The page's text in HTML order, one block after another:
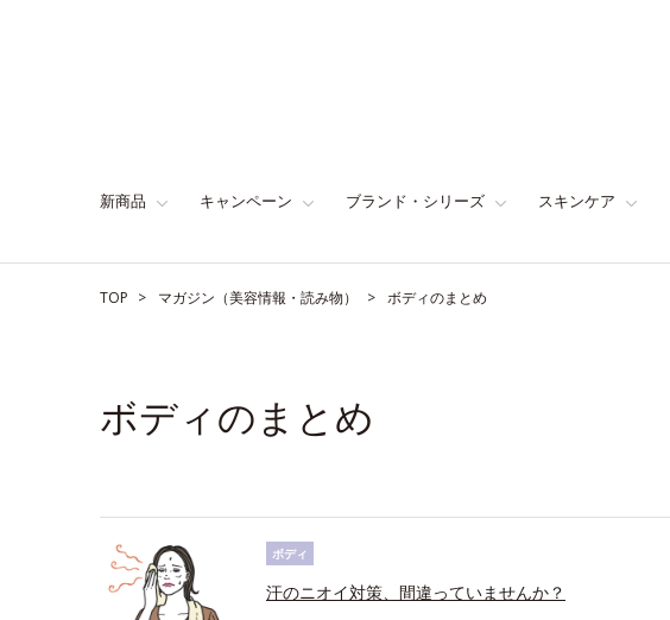
新商品 キャンペーン ブランド・シリーズ スキンケア
TOP マガジン（美容情報・読み物） ボディのまとめ
ボディのまとめ
ボディ
汗のニオイ対策、間違っていませんか？